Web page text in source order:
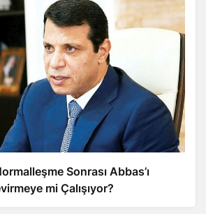
Sonrası Abbas’ı
mi Çalışıyor?